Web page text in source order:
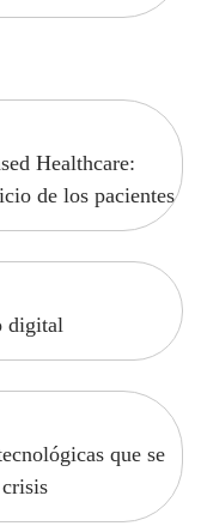
Healthcare:
de los pacientes
digital
que se